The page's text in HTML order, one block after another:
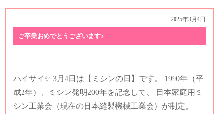
ハイサイ✨ 3月6日は【世界一周記念日】です。 1967年
（昭和42年）、日本航空の世界一周路線が営業開始。